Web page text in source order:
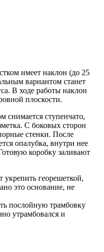
имеет наклон (до 25
вариантом станет
В ходе работы наклон
плоскости.
снимается ступенчато,
С боковых сторон
стенки. После
опалубка, внутри нее
коробку заливают
укрепить георешеткой,
это основание, не
послойную трамбовку
утрамбовался и